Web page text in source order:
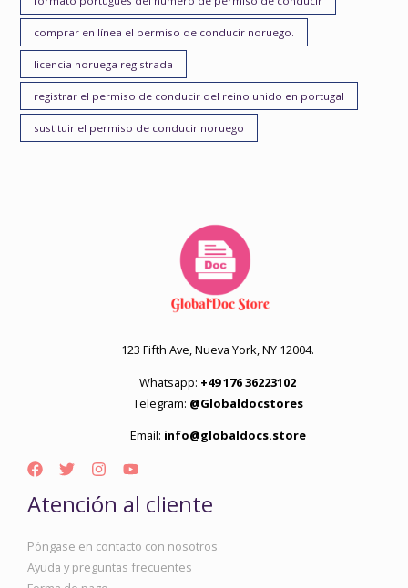
comprar en línea el permiso de conducir noruego.
licencia noruega registrada
registrar el permiso de conducir del reino unido en portugal
sustituir el permiso de conducir noruego
123 Fifth Ave, Nueva York, NY 12004.
Whatsapp: +49 176 36223102
Telegram: @Globaldocstores
Email: info@globaldocs.store
Atención al cliente
Póngase en contacto con nosotros
Ayuda y preguntas frecuentes